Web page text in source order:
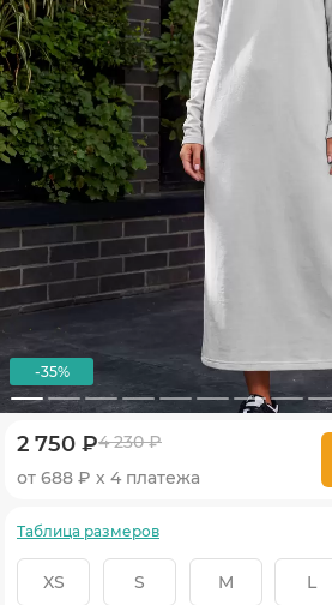
-35%
2 750 ₽4 230 ₽
от 688 ₽ х 4 платежа
Таблица размеров
XS S M L